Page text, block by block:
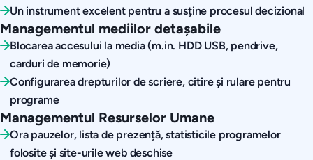
Un instrument excelent pentru a susține procesul decizional
Managementul mediilor detașabile
Blocarea accesului la media (m.in. HDD USB, pendrive,
carduri de memorie)
Configurarea drepturilor de scriere, citire și rulare pentru
programe
Managementul Resurselor Umane
Ora pauzelor, lista de prezență, statisticile programelor
folosite și site-urile web deschise